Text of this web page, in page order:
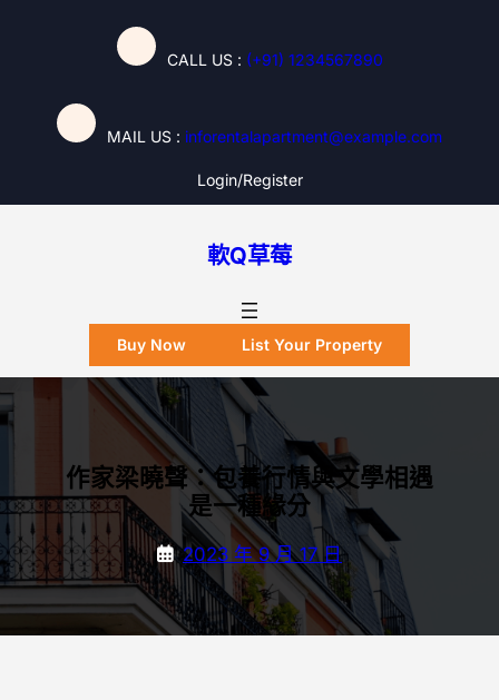
CALL US : (+91) 1234567890
MAIL US : inforentalapartment@example.com
Login/register
軟Q草莓
Buy Now List Your Property
作家梁曉聲：包養行情與文學相遇
是一種緣分
2023 年 9 月 17 日